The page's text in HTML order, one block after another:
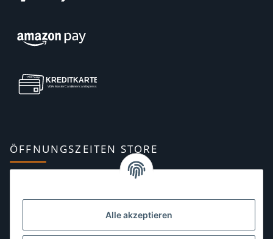
Alle akzeptieren
ÖFFNUNGSZEITEN STORE
10:00–13:00, 14:00–18:00 Uhr
Dienstag:10:00–13:00, 14:00–16:00 Uhr